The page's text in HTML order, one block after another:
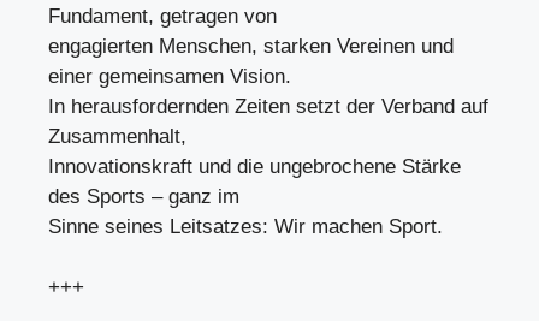
Fundament, getragen von
engagierten Menschen, starken Vereinen und
einer gemeinsamen Vision.
In herausfordernden Zeiten setzt der Verband auf
Zusammenhalt,
Innovationskraft und die ungebrochene Stärke
des Sports – ganz im
Sinne seines Leitsatzes: Wir machen Sport.
+++